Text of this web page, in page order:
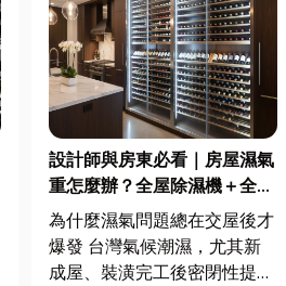
設計師與房東必看｜房屋濕氣
重怎麼辦？全屋除濕機＋全熱
交換器整合安裝|提升居住品
質與續租率
為什麼濕氣問題總在交屋後才
爆發 台灣氣候潮濕，尤其新
成屋、裝潢完工後密閉性提